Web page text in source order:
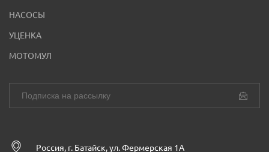
НАСОСЫ
УЦЕНКА
МОТОМУЛ
Россия, г. Батайск, ул. Фермерская 1А